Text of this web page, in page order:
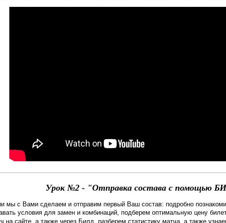
Урок №2 - "Отправка состава с помощью
мы с Вами сделаем и отправим первый Ваш состав: подробно
условия для замен и комбинаций, подберем оптимальную цену
на сайте, а также через Билд, разберем статистику матча, а также